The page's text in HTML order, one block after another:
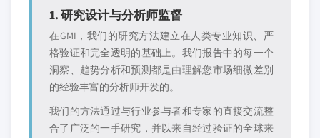
1. 研究设计与分析师监督
在GMI，我们的研究方法建立在人类专业知识、严
格验证和完全透明的基础上。我们报告中的每一个
洞察、趋势分析和预测都是由理解您市场细微差别
的经验丰富的分析师开发的。
我们的方法通过与行业参与者和专家的直接交流整
合了广泛的一手研究，并以来自经过验证的全球来